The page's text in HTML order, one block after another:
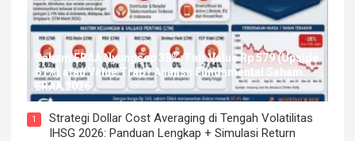
Saham ERAA Nyungsep 38%: Fair Value Rp 579 (Upside
61%) atau Value Trap? Analisa Fundamental Saham
ERAA 2026
1
Strategi Dollar Cost Averaging di Tengah Volatilitas
IHSG 2026: Panduan Lengkap + Simulasi Return